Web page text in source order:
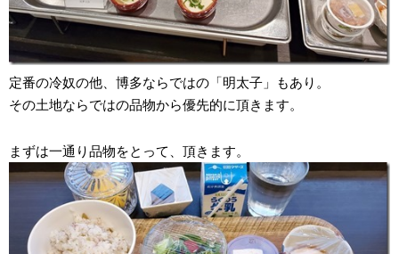
定番の冷奴の他、博多ならではの「明太子」もあり。
その土地ならではの品物から優先的に頂きます。
まずは一通り品物をとって、頂きます。